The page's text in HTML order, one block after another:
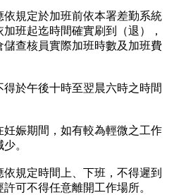
規定於加班前依本署差勤系統
班起迄時間確實刷到（退），
查核員實際加班時數及加班費
於午後十時至翌晨六時之時間
娠期間，如有較為輕微之工作
。
規定時間上、下班，不得遲到
可不得任意離開工作場所。